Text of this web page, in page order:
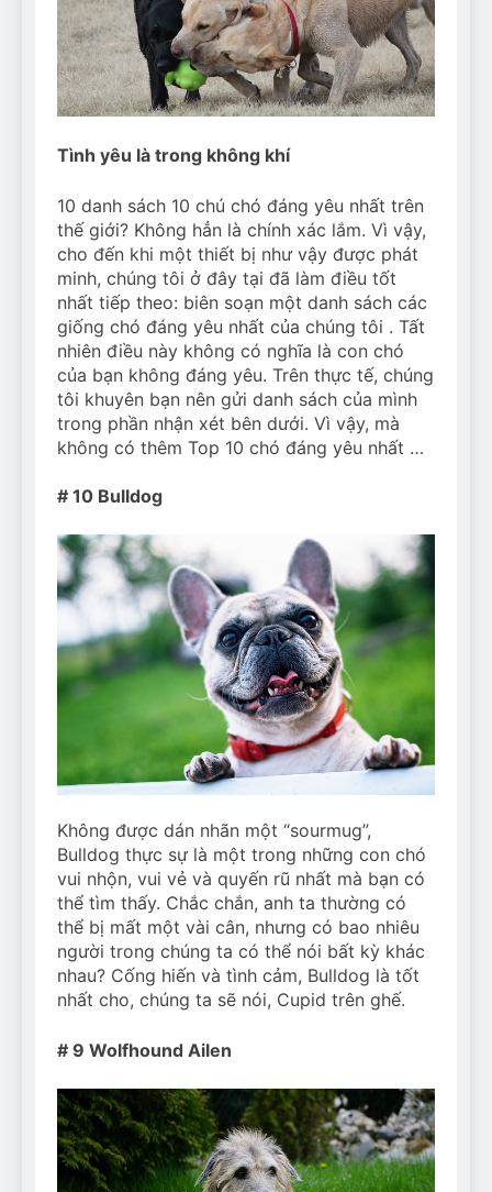
Can Bulldogs Play Fetch?
And How to Train Them!
7 Năm Ago
How Often Do I Need to
Groom My Bulldog
Tình yêu là trong không khí
10 danh sách 10 chú chó đáng yêu nhất trên
thế giới? Không hẳn là chính xác lắm. Vì vậy,
cho đến khi một thiết bị như vậy được phát
minh, chúng tôi ở đây tại đã làm điều tốt
nhất tiếp theo: biên soạn một danh sách các
giống chó đáng yêu nhất của chúng tôi . Tất
nhiên điều này không có nghĩa là con chó
của bạn không đáng yêu. Trên thực tế, chúng
tôi khuyên bạn nên gửi danh sách của mình
trong phần nhận xét bên dưới. Vì vậy, mà
không có thêm Top 10 chó đáng yêu nhất …
# 10 Bulldog
Không được dán nhãn một “sourmug”,
Bulldog thực sự là một trong những con chó
vui nhộn, vui vẻ và quyến rũ nhất mà bạn có
thể tìm thấy. Chắc chắn, anh ta thường có
thể bị mất một vài cân, nhưng có bao nhiêu
người trong chúng ta có thể nói bất kỳ khác
nhau? Cống hiến và tình cảm, Bulldog là tốt
nhất cho, chúng ta sẽ nói, Cupid trên ghế.
# 9 Wolfhound Ailen